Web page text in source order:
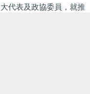
代表及政協委員，就推